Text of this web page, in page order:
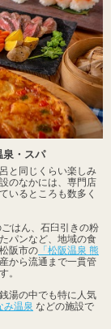
泉・スパ
と同じくらい楽しみ
のなかには、専門店
いるところも数多く
はん、石臼引きの粉
パンなど、地域の食
阪市の 「松阪温泉 熊
から流通まで一貫管
。
湯の中でも特に人気
み温泉 などの施設で